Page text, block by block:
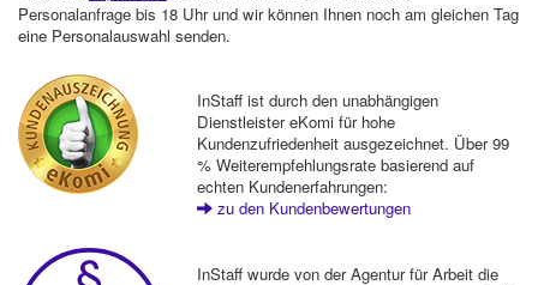
Personalanfrage bis 18 Uhr und wir können Ihnen noch am gleichen Tag
eine Personalauswahl senden.
InStaff ist durch den unabhängigen
Dienstleister eKomi für hohe
Kundenzufriedenheit ausgezeichnet. Über 99
% Weiterempfehlungsrate basierend auf
echten Kundenerfahrungen:
zu den Kundenbewertungen
InStaff wurde von der Agentur für Arbeit die